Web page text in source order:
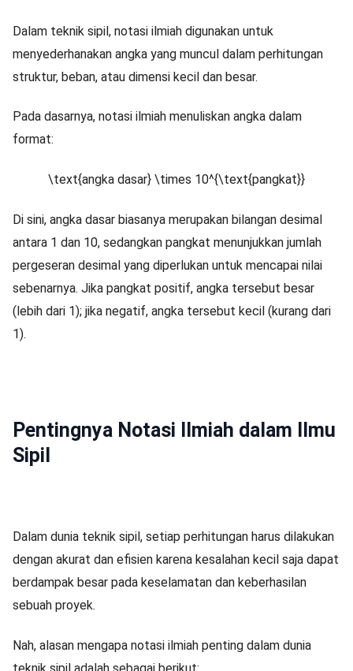
Dalam teknik sipil, notasi ilmiah digunakan untuk
menyederhanakan angka yang muncul dalam perhitungan
struktur, beban, atau dimensi kecil dan besar.
Pada dasarnya, notasi ilmiah menuliskan angka dalam
format:
\text{angka dasar} \times 10^{\text{pangkat}}
Di sini, angka dasar biasanya merupakan bilangan desimal
antara 1 dan 10, sedangkan pangkat menunjukkan jumlah
pergeseran desimal yang diperlukan untuk mencapai nilai
sebenarnya. Jika pangkat positif, angka tersebut besar
(lebih dari 1); jika negatif, angka tersebut kecil (kurang dari
1).
Pentingnya Notasi Ilmiah dalam Ilmu
Sipil
Dalam dunia teknik sipil, setiap perhitungan harus dilakukan
dengan akurat dan efisien karena kesalahan kecil saja dapat
berdampak besar pada keselamatan dan keberhasilan
sebuah proyek.
Nah, alasan mengapa notasi ilmiah penting dalam dunia